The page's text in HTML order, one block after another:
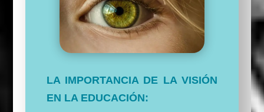
LA IMPORTANCIA DE LA VISIÓN
EN LA EDUCACIÓN: